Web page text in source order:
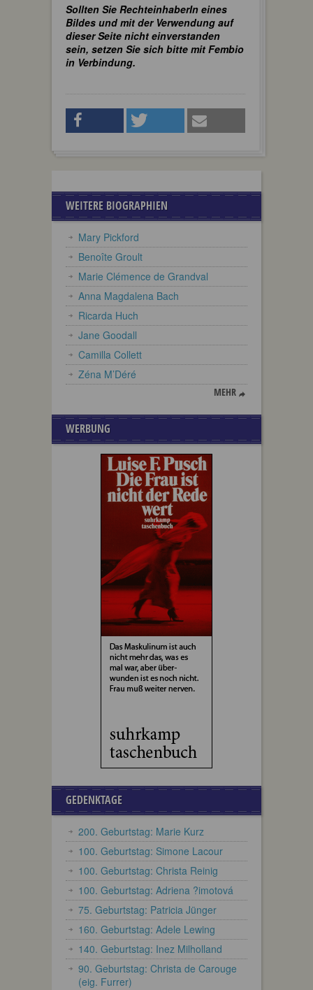
Sollten Sie RechteinhaberIn eines
Bildes und mit der Verwendung auf
dieser Seite nicht einverstanden
sein, setzen Sie sich bitte mit Fembio
in Verbindung.
WEITERE BIOGRAPHIEN
Mary Pickford
Benoîte Groult
Marie Clémence de Grandval
Anna Magdalena Bach
Ricarda Huch
Jane Goodall
Camilla Collett
Zéna M’Déré
MEHR
WERBUNG
GEDENKTAGE
200. Geburtstag: Marie Kurz
100. Geburtstag: Simone Lacour
100. Geburtstag: Christa Reinig
100. Geburtstag: Adriena ?imotová
75. Geburtstag: Patricia Jünger
160. Geburtstag: Adele Lewing
140. Geburtstag: Inez Milholland
90. Geburtstag: Christa de Carouge
(eig. Furrer)